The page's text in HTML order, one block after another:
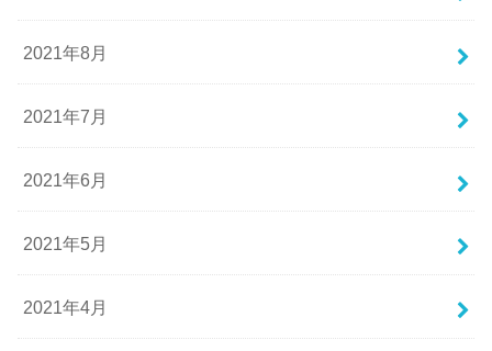
2021年8月
2021年7月
2021年6月
2021年5月
2021年4月